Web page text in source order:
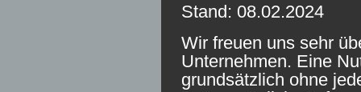
Stand: 08.02.2024
Wir freuen uns sehr
Unternehmen. Eine
grundsätzlich ohne